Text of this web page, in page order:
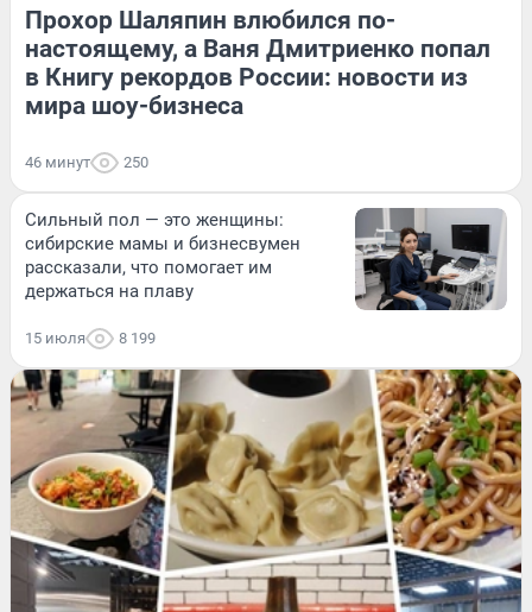
Прохор Шаляпин влюбился по-
настоящему, а Ваня Дмитриенко попал
в Книгу рекордов России: новости из
мира шоу-бизнеса
46 минут 250
Сильный пол — это женщины:
сибирские мамы и бизнесвумен
рассказали, что помогает им
держаться на плаву
15 июля 8 199